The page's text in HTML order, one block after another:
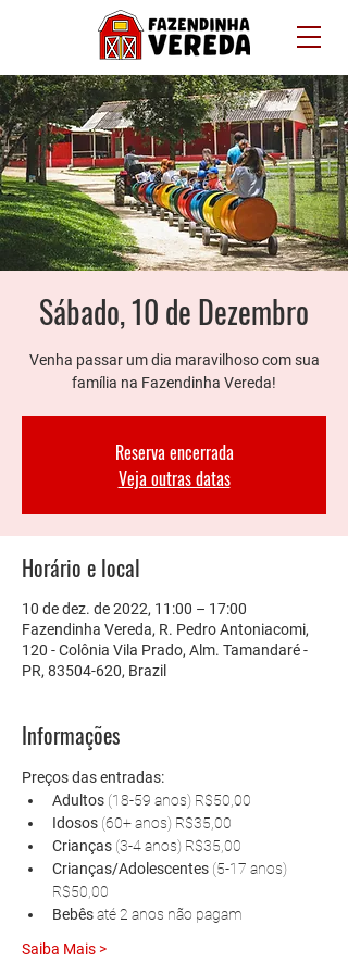
Sábado, 10 de Dezembro
Venha passar um dia maravilhoso com sua
família na Fazendinha Vereda!
Reserva encerrada
Veja outras datas
Horário e local
10 de dez. de 2022, 11:00 – 17:00
Fazendinha Vereda, R. Pedro Antoniacomi,
120 - Colônia Vila Prado, Alm. Tamandaré -
PR, 83504-620, Brazil
Informações
Preços das entradas:
Adultos (18-59 anos) R$50,00
Idosos (60+ anos) R$35,00
Crianças (3-4 anos) R$35,00
Crianças/Adolescentes (5-17 anos)
R$50,00
Bebês até 2 anos não pagam
Saiba Mais >